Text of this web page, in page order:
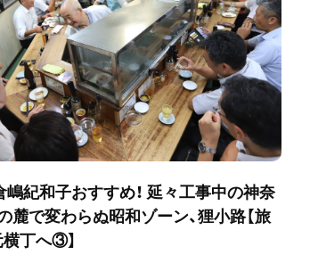
嶋紀和子おすすめ！ 延々工事中の神奈
麓で変わらぬ昭和ゾーン、狸小路【旅
丁へ③】